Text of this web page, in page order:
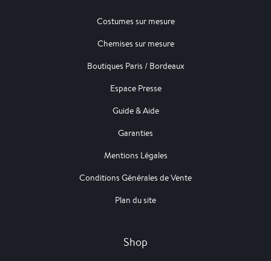
Costumes sur mesure
Chemises sur mesure
Boutiques Paris / Bordeaux
Espace Presse
Guide & Aide
Garanties
Mentions Légales
Conditions Générales de Vente
Plan du site
Shop